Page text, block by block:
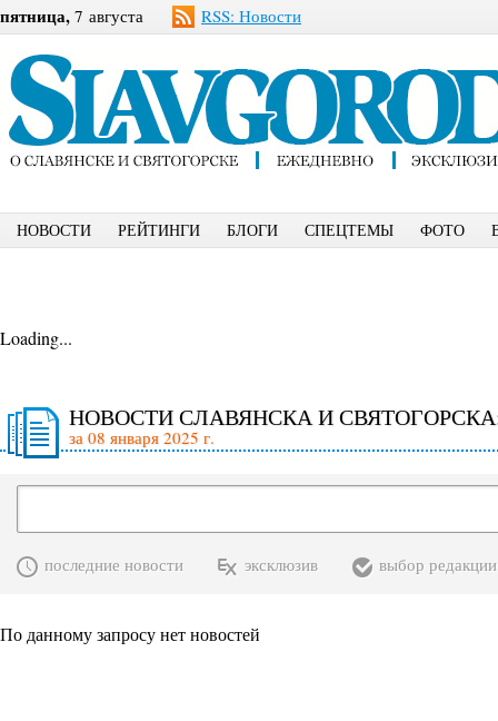
пятница, 7 августа RSS: Новости
НОВОСТИ РЕЙТИНГИ БЛОГИ СПЕЦТЕМЫ ФОТО
Loading...
НОВОСТИ СЛАВЯНСКА И
за 08 января 2025 г.
последние новости эксклюзив выбор редакции
По данному запросу нет новостей